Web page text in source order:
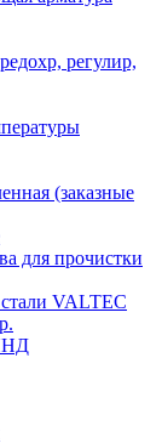
регулир,
(заказные
для прочистки
VALTEC